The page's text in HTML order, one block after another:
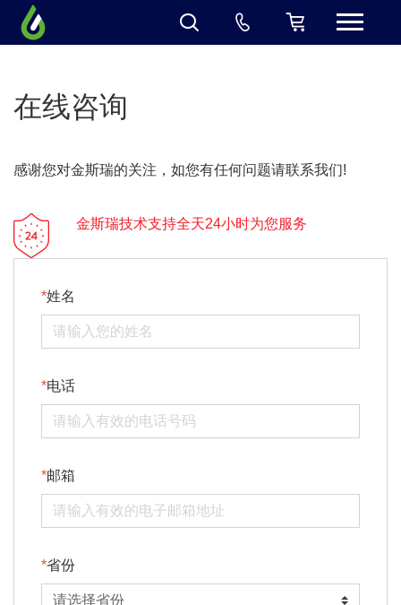
在线咨询
感谢您对金斯瑞的关注，如您有任何问题请联系我们!
金斯瑞技术支持全天24小时为您服务
姓名
电话
邮箱
省份